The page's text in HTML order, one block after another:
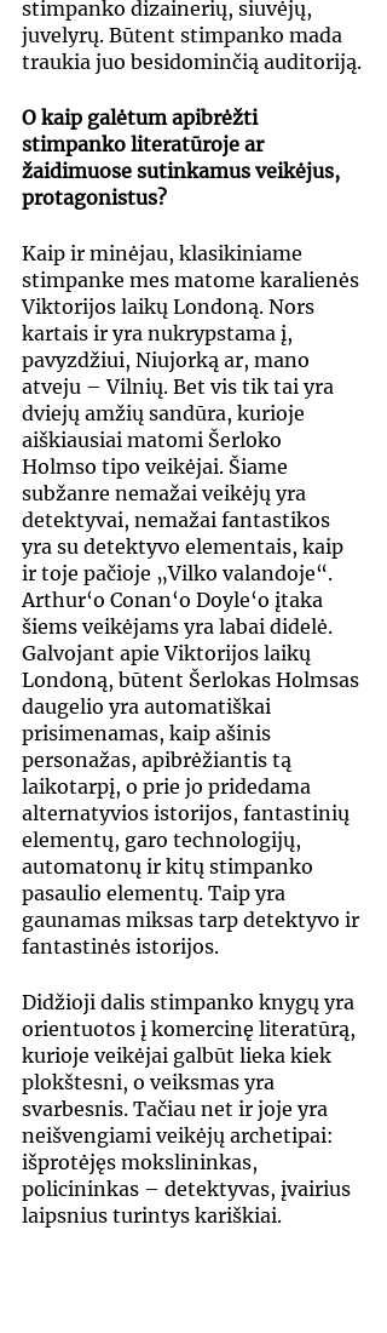
stimpanko dizainerių, siuvėjų,
juvelyrų. Būtent stimpanko mada
traukia juo besidominčią auditoriją.
O kaip galėtum apibrėžti
stimpanko literatūroje ar
žaidimuose sutinkamus veikėjus,
protagonistus?
Kaip ir minėjau, klasikiniame
stimpanke mes matome karalienės
Viktorijos laikų Londoną. Nors
kartais ir yra nukrypstama į,
pavyzdžiui, Niujorką ar, mano
atveju – Vilnių. Bet vis tik tai yra
dviejų amžių sandūra, kurioje
aiškiausiai matomi Šerloko
Holmso tipo veikėjai. Šiame
subžanre nemažai veikėjų yra
detektyvai, nemažai fantastikos
yra su detektyvo elementais, kaip
ir toje pačioje „Vilko valandoje“.
Arthur‘o Conan‘o Doyle‘o įtaka
šiems veikėjams yra labai didelė.
Galvojant apie Viktorijos laikų
Londoną, būtent Šerlokas Holmsas
daugelio yra automatiškai
prisimenamas, kaip ašinis
personažas, apibrėžiantis tą
laikotarpį, o prie jo pridedama
alternatyvios istorijos, fantastinių
elementų, garo technologijų,
automatonų ir kitų stimpanko
pasaulio elementų. Taip yra
gaunamas miksas tarp detektyvo ir
fantastinės istorijos.
Didžioji dalis stimpanko knygų yra
orientuotos į komercinę literatūrą,
kurioje veikėjai galbūt lieka kiek
plokštesni, o veiksmas yra
svarbesnis. Tačiau net ir joje yra
neišvengiami veikėjų archetipai:
išprotėjęs mokslininkas,
policininkas – detektyvas, įvairius
laipsnius turintys kariškiai.